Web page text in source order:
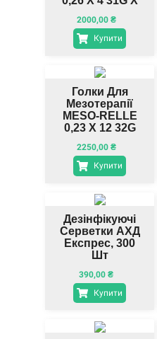
Сині (100 Шт.)
2000,00₴
Купити
Голки Для
Мезотерапії
MESO-RELLE
0,23 X 12 32G
Рожеві (100
Шт.)
2250,00₴
Купити
Дезінфікуючі
Серветки АХД
Експрес, 300
Шт
390,00 ₴
Купити